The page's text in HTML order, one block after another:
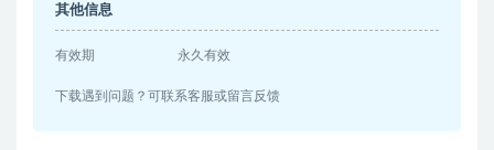
其他信息
有效期 永久有效
下载遇到问题？可联系客服或留言反馈